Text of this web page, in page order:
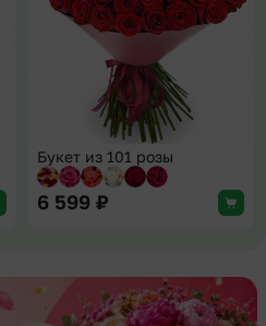
Букет из 101 розы
6 599 ₽